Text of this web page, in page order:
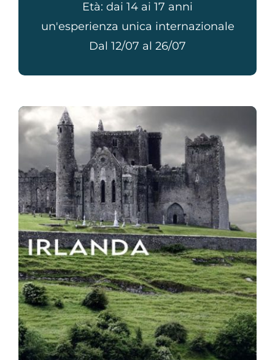
Età: dai 14 ai 17 anni
un'esperienza unica internazionale
Dal 12/07 al 26/07